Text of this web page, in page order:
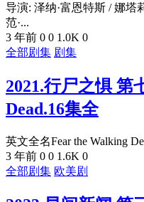
导演: 泽纳·富恩特斯 / 娜塔
范·...
3 年前 0 0 1.0K 0
全部剧集 剧集
2021.行尸之惧 第
Dead.16集全
英文全名Fear the Walking
3 年前 0 0 1.6K 0
全部剧集 欧美剧